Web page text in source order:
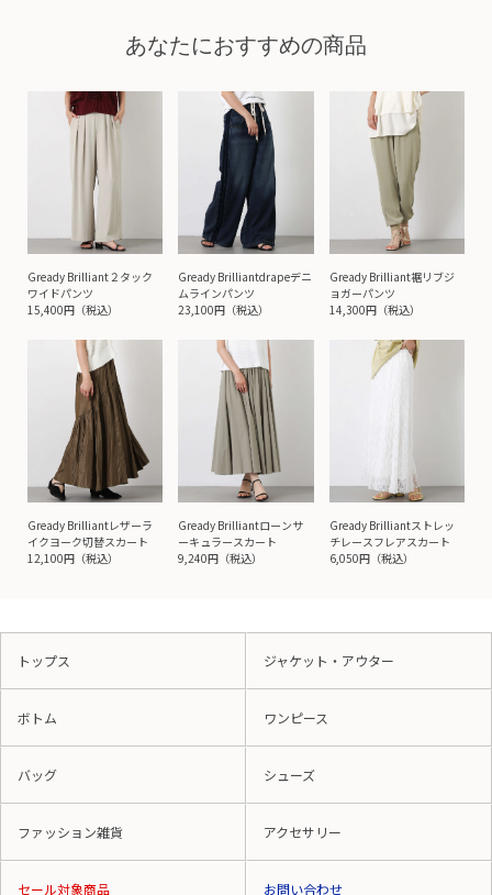
あなたにおすすめの商品
Gready Brilliant２タック
ワイドパンツ
15,400円（税込）
Gready Brilliantdrapeデニ
ムラインパンツ
23,100円（税込）
Gready Brilliant裾リブジ
ョガーパンツ
14,300円（税込）
Gready Brilliantレザーラ
イクヨーク切替スカート
12,100円（税込）
Gready Brilliantローンサ
ーキュラースカート
9,240円（税込）
Gready Brilliantストレッ
チレースフレアスカート
6,050円（税込）
トップス ジャケット・アウター
ボトム ワンピース
バッグ シューズ
ファッション雑貨 アクセサリー
セール対象商品 お問い合わせ